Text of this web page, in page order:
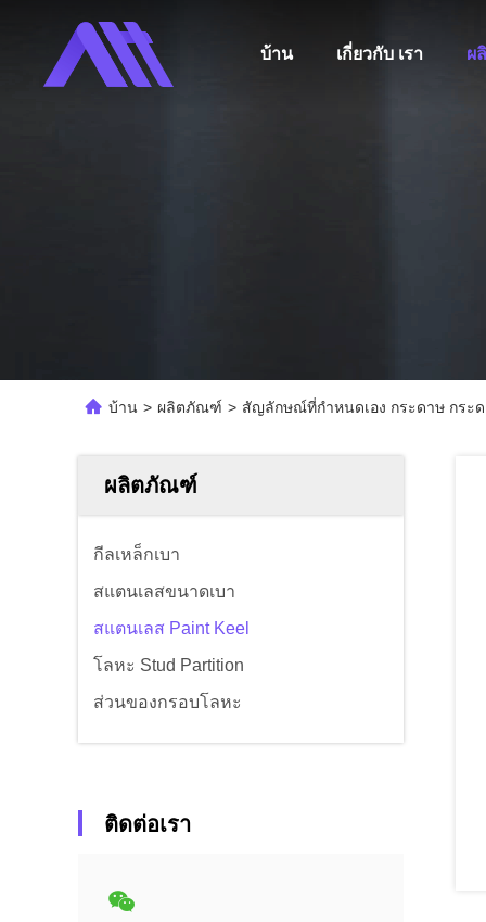
บ้าน เกี่ยวกับ เรา ผ
บ้าน > ผลิตภัณฑ์ > สัญลักษณ์ที่กําหนดเอง กระดาษ กระ
ผลิตภัณฑ์
กีลเหล็กเบา
สแตนเลสขนาดเบา
สแตนเลส Paint Keel
โลหะ Stud Partition
ส่วนของกรอบโลหะ
ติดต่อเรา